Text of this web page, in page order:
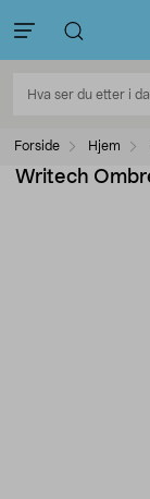
Forside Hjem
Writech